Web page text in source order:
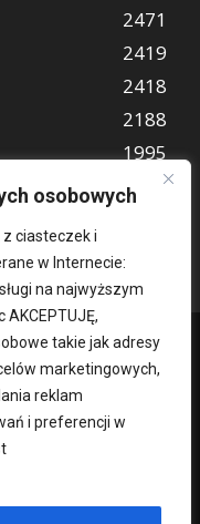
osobowych
ciasteczek i
w Internecie:
na najwyższym
takie jak adresy
marketingowych,
reklam
i preferencji w
2471
2419
2418
2188
1995
847